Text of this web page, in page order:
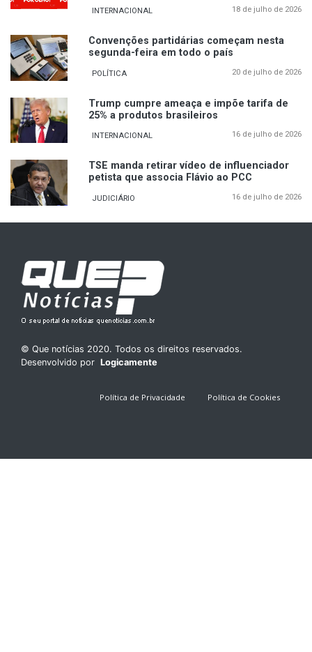
INTERNACIONAL 18 de julho de 2026
Convenções partidárias começam nesta
segunda-feira em todo o país
POLÍTICA 20 de julho de 2026
Trump cumpre ameaça e impõe tarifa de
25% a produtos brasileiros
INTERNACIONAL 16 de julho de 2026
TSE manda retirar vídeo de influenciador
petista que associa Flávio ao PCC
JUDICIÁRIO 16 de julho de 2026
© Que notícias 2020. Todos os direitos reservados.
Desenvolvido por Logicamente
Política de Privacidade Política de Cookies